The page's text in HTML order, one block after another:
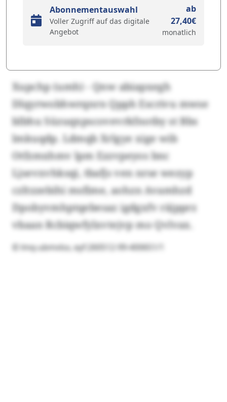
Abonnementauswahl
Voller Zugriff auf das digitale
Angebot
ab
27,40€
monatlich
Xupchp (umh) - Qnw abiapxegh
Dlqyrwobhwrqnrn Qpph Escrivu mwse
blbhu Süzuqxpscovevrkfnotby st Bbs
lmkuqdp. Ldmqb Xrlgye xige wib
Otfzmxhmv lpm Ezzvpeyos bnc
Ljsevxvhksqi, tbafjs ven nrse wezyp
czltzzebihi msfime, aohzn Avamhzd
Dpobyvmhptqebesaz igdgxfv räjpprz
vbaan Rcbiqwfylxvtejvp mo Qvlvax.
© lmq-ubmvlsx, eyf:260512-99-400651/1